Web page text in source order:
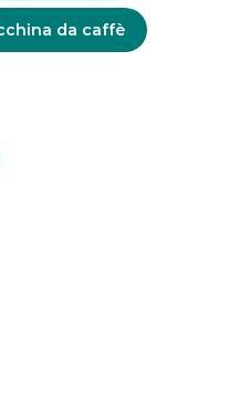
da caffè